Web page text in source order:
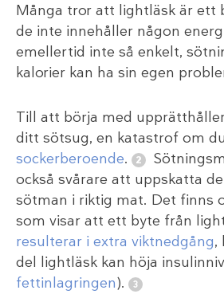
Många tror att lightläsk är ett
de inte innehåller någon
emellertid inte så enkelt,
kalorier kan ha sin egen
Till att börja med
ditt sötsug, en katastrof om
sockerberoende.
också svårare att uppskatta
sötman i riktig mat. Det finns
som visar att ett byte från
resulterar i extra viktnedgång,
del lightläsk kan höja
fettinlagringen).